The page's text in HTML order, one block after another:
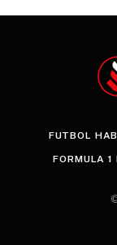
FUTBOL
FORMULA 1